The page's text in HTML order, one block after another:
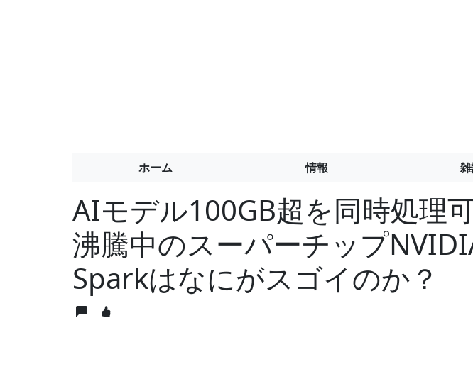
ホーム 情報
AIモデル100GB超を同時処理
沸騰中のスーパーチップ
Sparkはなにがスゴイのか？